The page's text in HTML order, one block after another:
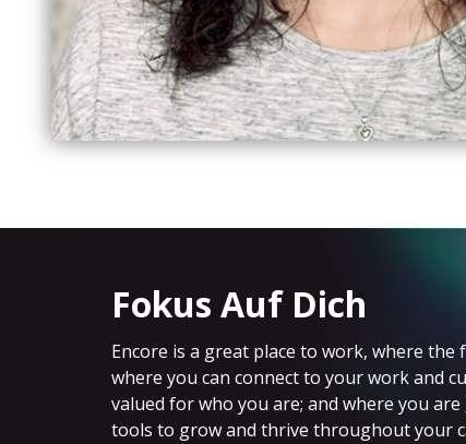
Fokus Auf Dich
Encore is a great place to work, where the
where you can connect to your work and
valued for who you are; and where you
tools to grow and thrive throughout your